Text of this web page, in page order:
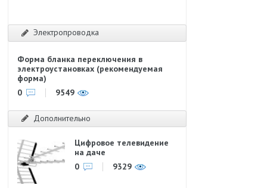
Электропроводка
Форма бланка переключения в
электроустановках (рекомендуемая
форма)
0
9549
Дополнительно
Цифровое телевидение
на даче
0
9329